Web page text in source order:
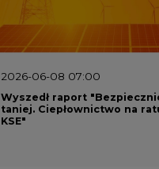
2026-06-08 07:00
Wyszedł raport
taniej. Ciepłownictwo na
KSE"